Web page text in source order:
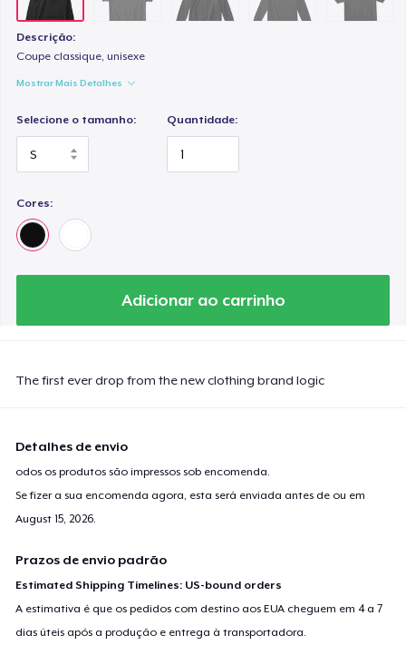
Descrição:
Coupe classique, unisexe
Mostrar Mais Detalhes
Selecione o tamanho: Quantidade:
Cores:
Adicionar ao carrinho
The first ever drop from the new clothing brand logic
Detalhes de envio
odos os produtos são impressos sob encomenda.
Se fizer a sua encomenda agora, esta será enviada antes de ou em
August 15, 2026.
Prazos de envio padrão
Estimated Shipping Timelines: US-bound orders
A estimativa é que os pedidos com destino aos EUA cheguem em 4 a 7
dias úteis após a produção e entrega à transportadora.